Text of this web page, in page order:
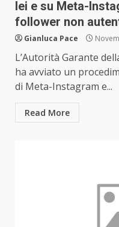
lei e su Meta-
follower non
Gianluca Pace
L’Autorità Garante
ha avviato un
di Meta-Instagram e...
Read More